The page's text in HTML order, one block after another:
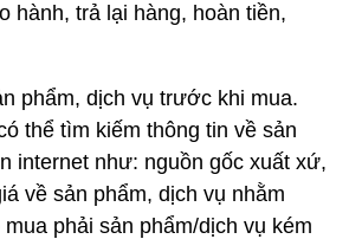
hành, trả lại hàng, hoàn tiền,
phẩm, dịch vụ trước khi mua.
thể tìm kiếm thông tin về sản
internet như: nguồn gốc xuất xứ,
về sản phẩm, dịch vụ nhằm
phải sản phẩm/dịch vụ kém